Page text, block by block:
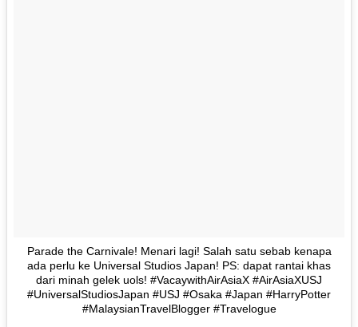
Parade the Carnivale! Menari lagi! Salah satu sebab kenapa
ada perlu ke Universal Studios Japan! PS: dapat rantai khas
dari minah gelek uols! #VacaywithAirAsiaX #AirAsiaXUSJ
#UniversalStudiosJapan #USJ #Osaka #Japan #HarryPotter
#MalaysianTravelBlogger #Travelogue